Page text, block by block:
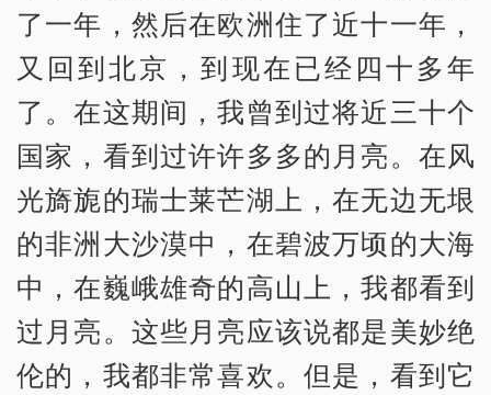
了一年，然后在欧洲住了近十一年，
又回到北京，到现在已经四十多年
了。在这期间，我曾到过将近三十个
国家，看到过许许多多的月亮。在风
光旖旎的瑞士莱芒湖上，在无边无垠
的非洲大沙漠中，在碧波万顷的大海
中，在巍峨雄奇的高山上，我都看到
过月亮。这些月亮应该说都是美妙绝
伦的，我都非常喜欢。但是，看到它